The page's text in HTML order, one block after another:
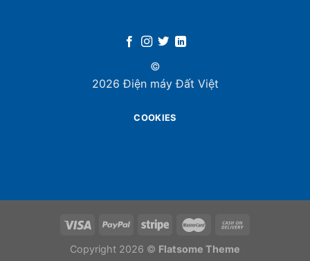
Thiết kế siêu tĩnh lặng
Điều hòa Casper được trăng bị động cơ quạt tiên tiến
có hiệu năng cao và ít tạo tiếng ồn nhất có thể (20 dB)
©
2026 Điện máy Đất Việt
COOKIES
Copyright 2026 © Flatsome Theme